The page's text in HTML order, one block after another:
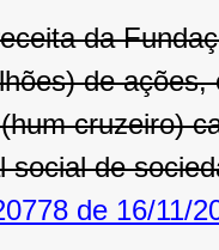
da
de
cruzeiro)
social de
de 16/11/